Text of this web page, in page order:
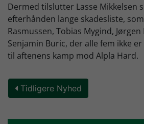
Dermed tilslutter Lasse Mikkelsen
efterhånden lange skadesliste,
Rasmussen, Tobias Mygind,
Senjamin Buric, der alle fem ikke
til aftenens kamp mod Alpla Hard.
Tidligere Nyhed